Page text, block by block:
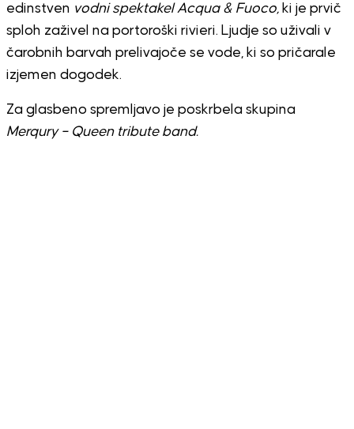
edinstven vodni spektakel Acqua & Fuoco,ki je prvič
sploh zaživel na portoroški rivieri. Ljudje so uživali v
čarobnih barvah preliva­joče se vode, ki so pričarale
izjemen dogodek.
Za glasbeno spremljavo je poskrbela skupina
Merqury – Queen tribute band.